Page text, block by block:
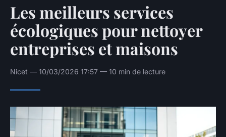
Les meilleurs services
écologiques pour nettoyer
entreprises et maisons
Nicet — 10/03/2026 17:57 — 10 min de lecture